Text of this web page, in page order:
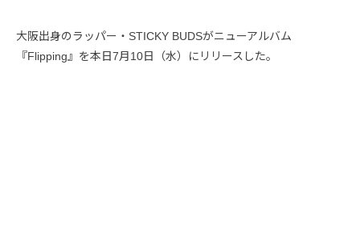
大阪出身のラッパー・STICKY BUDSがニューアルバム
『Flipping』を本日7月10日（水）にリリースした。